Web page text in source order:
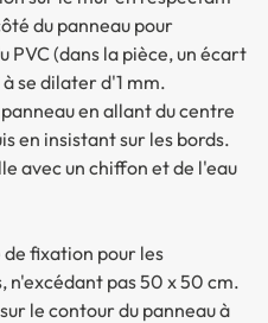
du panneau pour
(dans la pièce, un écart
se dilater d'1 mm.
en allant du centre
en insistant sur les bords.
avec un chiffon et de l'eau
de fixation pour les
n'excédant pas 50 x 50 cm.
le contour du panneau à